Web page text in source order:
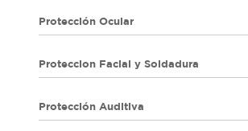
Protección Ocular
Proteccion Facial y Soldadura
Protección Auditiva